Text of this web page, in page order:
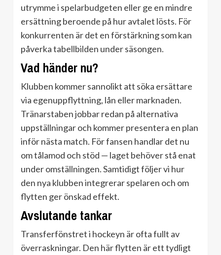
utrymme i spelarbudgeten eller ge en mindre
ersättning beroende på hur avtalet lösts. För
konkurrenten är det en förstärkning som kan
påverka tabellbilden under säsongen.
Vad händer nu?
Klubben kommer sannolikt att söka ersättare
via egenuppflyttning, lån eller marknaden.
Tränarstaben jobbar redan på alternativa
uppställningar och kommer presentera en plan
inför nästa match. För fansen handlar det nu
om tålamod och stöd — laget behöver stå enat
under omställningen. Samtidigt följer vi hur
den nya klubben integrerar spelaren och om
flytten ger önskad effekt.
Avslutande tankar
Transferfönstret i hockeyn är ofta fullt av
överraskningar. Den här flytten är ett tydligt